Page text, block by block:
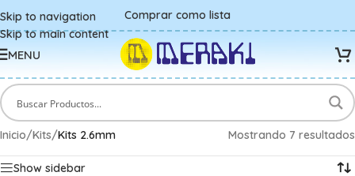
Skip to navigation
Skip to main content
Comprar como lista
MENU
Inicio/Kits/Kits 2.6mm Mostrando 7 resultados
Show sidebar